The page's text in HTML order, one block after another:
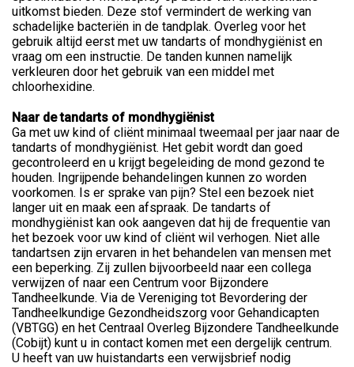
uitkomst bieden. Deze stof vermindert de werking van
schadelijke bacteriën in de tandplak. Overleg voor het
gebruik altijd eerst met uw tandarts of mondhygiënist en
vraag om een instructie. De tanden kunnen namelijk
verkleuren door het gebruik van een middel met
chloorhexidine.
Naar de tandarts of mondhygiënist
Ga met uw kind of cliënt minimaal tweemaal per jaar naar de
tandarts of mondhygiënist. Het gebit wordt dan goed
gecontroleerd en u krijgt begeleiding de mond gezond te
houden. Ingrijpende behandelingen kunnen zo worden
voorkomen. Is er sprake van pijn? Stel een bezoek niet
langer uit en maak een afspraak. De tandarts of
mondhygiënist kan ook aangeven dat hij de frequentie van
het bezoek voor uw kind of cliënt wil verhogen. Niet alle
tandartsen zijn ervaren in het behandelen van mensen met
een beperking. Zij zullen bijvoorbeeld naar een collega
verwijzen of naar een Centrum voor Bijzondere
Tandheelkunde. Via de Vereniging tot Bevordering der
Tandheelkundige Gezondheidszorg voor Gehandicapten
(VBTGG) en het Centraal Overleg Bijzondere Tandheelkunde
(Cobijt) kunt u in contact komen met een dergelijk centrum.
U heeft van uw huistandarts een verwijsbrief nodig